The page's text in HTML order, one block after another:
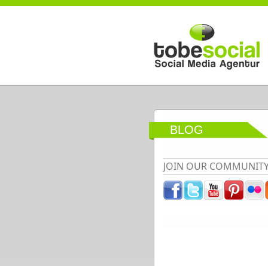
Direkt zum Inhalt
BLOG
JOIN OUR